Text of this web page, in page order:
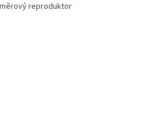
reproduktor